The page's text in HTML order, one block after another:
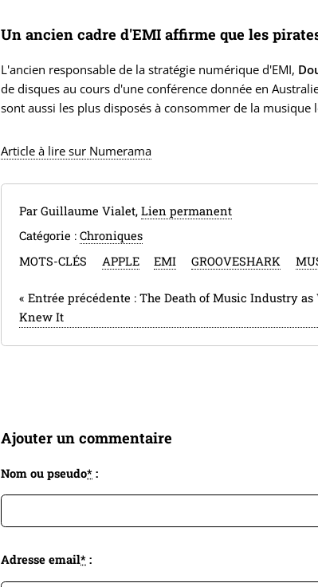
Un ancien cadre d'EMI affirme que les
L'ancien responsable de la stratégie numérique d'EMI,
de disques au cours d'une conférence donnée en
sont aussi les plus disposés à consommer de la musique
Article à lire sur Numerama
Par Guillaume Vialet,Lien permanent
Catégorie :Chroniques
MOTS-CLÉS
APPLE EMI GROOVESHARK
«Entrée précédente :The Death of Music Industry as
Knew It
Ajouter un commentaire
Nom ou pseudo* :
Adresse email* :